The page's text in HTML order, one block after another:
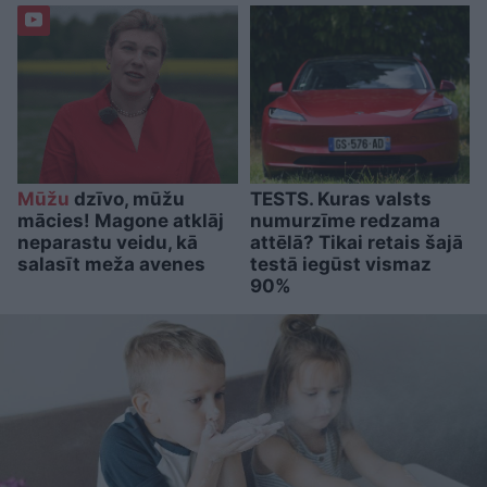
Mūžu dzīvo, mūžu
mācies! Magone atklāj
neparastu veidu, kā
salasīt meža avenes
TESTS. Kuras valsts
numurzīme redzama
attēlā? Tikai retais šajā
testā iegūst vismaz
90%